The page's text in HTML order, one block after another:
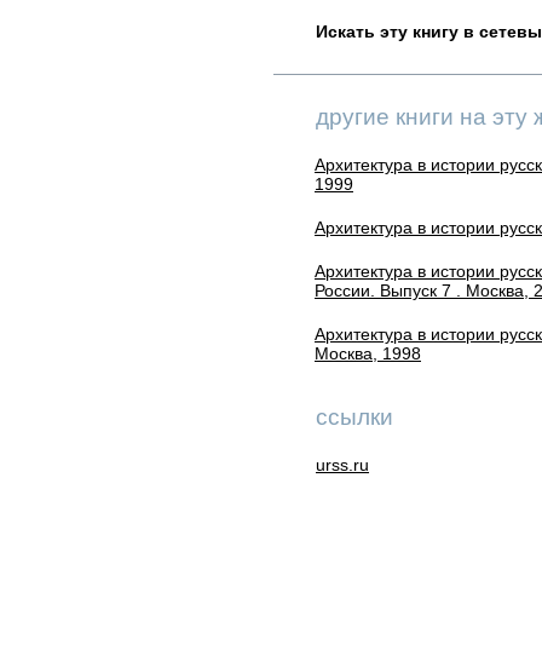
Искать эту книгу в
другие книги на эту
Архитектура в истории
1999
Архитектура в истории
Архитектура в истории
России. Выпуск 7 . Москва,
Архитектура в истории
Москва, 1998
ссылки
urss.ru